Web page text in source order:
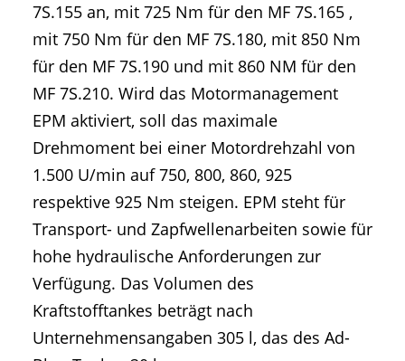
7S.155 an, mit 725 Nm für den MF 7S.165 ,
mit 750 Nm für den MF 7S.180, mit 850 Nm
für den MF 7S.190 und mit 860 NM für den
MF 7S.210. Wird das Motormanagement
EPM aktiviert, soll das maximale
Drehmoment bei einer Motordrehzahl von
1.500 U/min auf 750, 800, 860, 925
respektive 925 Nm steigen. EPM steht für
Transport- und Zapfwellenarbeiten sowie für
hohe hydraulische Anforderungen zur
Verfügung. Das Volumen des
Kraftstofftankes beträgt nach
Unternehmensangaben 305 l, das des Ad-